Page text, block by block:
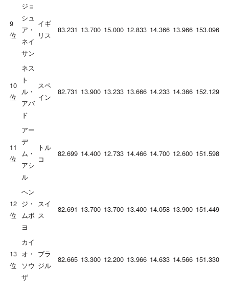
9
位
ジョ
シュ
ア・
ネイ
サン
イギ
リス
83.231 13.700 15.000 12.833 14.366 13.966 153.096
10
位
ネス
ト
ル・
アバ
ド
スペ
イン
82.731 13.900 13.233 13.666 14.233 14.366 152.129
11
位
アー
デ
ム・
アシ
ル
トル
コ
82.699 14.400 12.733 14.466 14.700 12.600 151.598
12
位
ヘン
ジ・
ムボ
ヨ
スイ
ス
82.691 13.700 13.700 13.400 14.058 13.900 151.449
13
位
カイ
オ・
ソウ
ザ
ブラ
ジル
82.665 13.300 12.200 13.966 14.633 14.566 151.330